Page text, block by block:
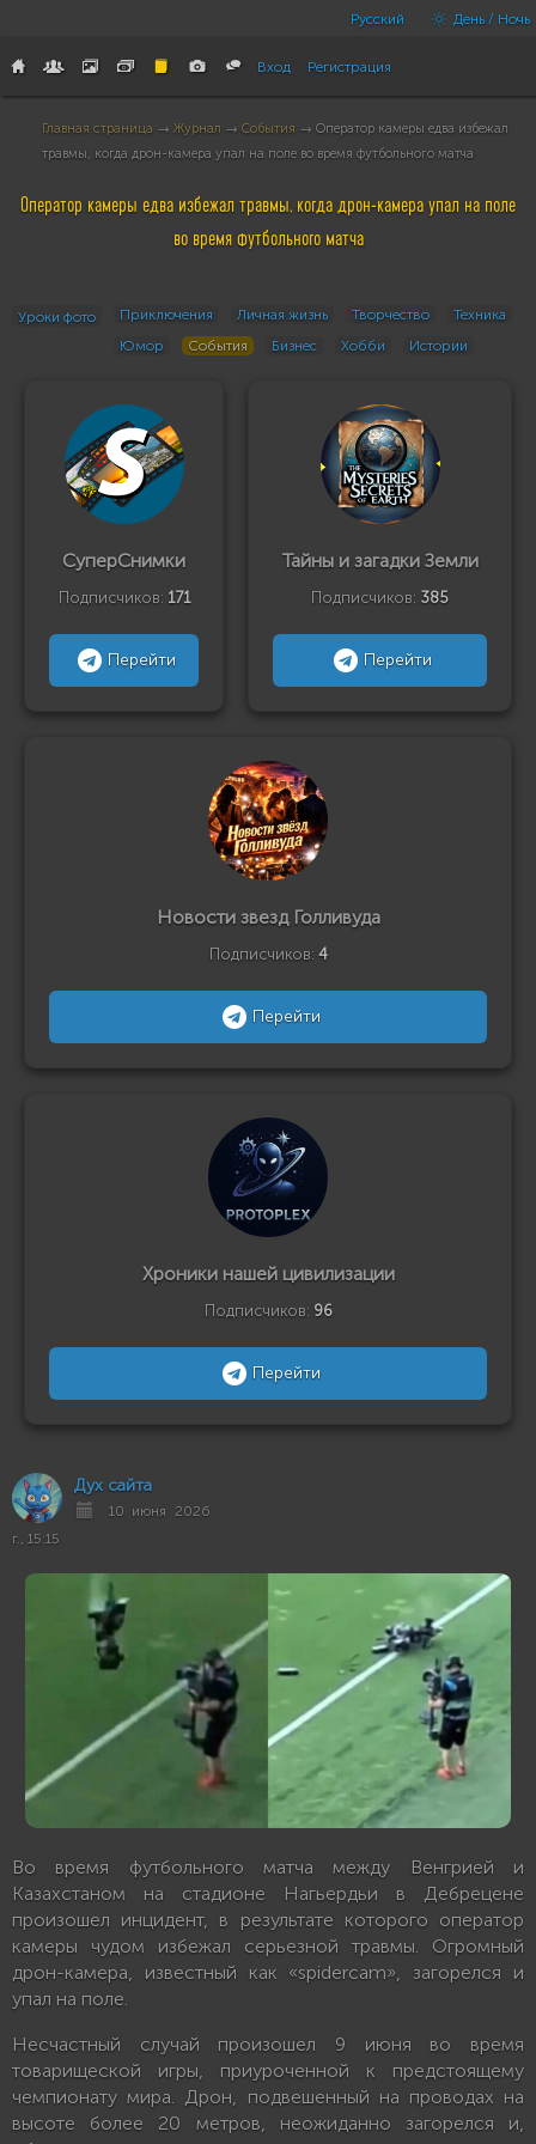
Русский День / Ночь
Вход Регистрация
Главная страница → Журнал → События → Оператор камеры едва избежал
травмы, когда дрон-камера упал на поле во время футбольного матча
Оператор камеры едва избежал травмы, когда дрон-камера упал на поле
во время футбольного матча
Уроки фото Приключения Личная жизнь Творчество
Техника
Юмор
События Бизнес Хобби Истории
СуперСнимки
Подписчиков: 171
Перейти
Тайны и загадки Земли
Подписчиков: 385
Перейти
Новости звезд Голливуда
Подписчиков: 4
Перейти
Хроники нашей цивилизации
Подписчиков: 96
Перейти
Дух сайта
10 июня 2026
г., 15:15
Во время футбольного матча между Венгрией и
Казахстаном на стадионе Нагьердьи в Дебрецене
произошел инцидент, в результате которого оператор
камеры чудом избежал серьезной травмы. Огромный
дрон-камера, известный как «spidercam», загорелся и
упал на поле.
Несчастный случай произошел 9 июня во время
товарищеской игры, приуроченной к предстоящему
чемпионату мира. Дрон, подвешенный на проводах на
высоте более 20 метров, неожиданно загорелся и,